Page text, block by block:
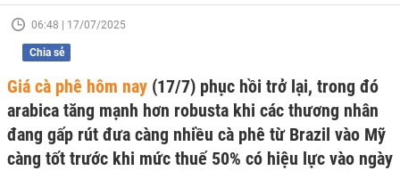
06:48 | 17/07/2025
Chia sẻ
Giá cà phê hôm nay (17/7) phục hồi trở lại, trong đó
arabica tăng mạnh hơn robusta khi các thương nhân
đang gấp rút đưa càng nhiều cà phê từ Brazil vào Mỹ
càng tốt trước khi mức thuế 50% có hiệu lực vào ngày